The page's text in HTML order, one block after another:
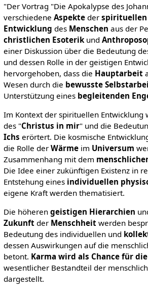
"Der Vortrag "Die Apokalypse des
verschiedene Aspekteder spirituellen
Entwicklung des Menschen aus der
christlichen Esoterikund
einer Diskussion über die Bedeutung
und dessen Rolle in der geistigen
hervorgehoben, dass die Hauptarbeit
Wesen durch die bewusste
Unterstützung eines begleitenden
Im Kontext der spirituellen Entwicklung
des "Christus in mir" und die
Ichs erörtert. Die kosmische
die Rolle der Wärmeim Universum
Zusammenhang mit dem
Die Idee einer zukünftigen Existenz in
Entstehung eines individuellen
eigene Kraft werden thematisiert.
Die höheren geistigen Hierarchien
Zukunftder Menschheitwerden
Bedeutung des individuellen und
dessen Auswirkungen auf die
betont. Karma wird als Chance für
wesentlicher Bestandteil der
dargestellt.